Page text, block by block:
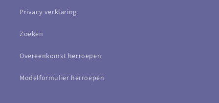
Privacy verklaring
Zoeken
Overeenkomst herroepen
Modelformulier herroepen